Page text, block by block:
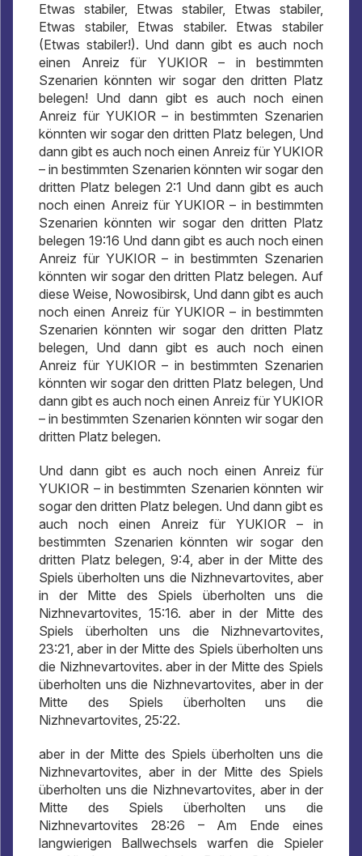
Etwas stabiler, Etwas stabiler, Etwas stabiler,
Etwas stabiler, Etwas stabiler. Etwas stabiler
(Etwas stabiler!). Und dann gibt es auch noch
einen Anreiz für YUKIOR – in bestimmten
Szenarien könnten wir sogar den dritten Platz
belegen! Und dann gibt es auch noch einen
Anreiz für YUKIOR – in bestimmten Szenarien
könnten wir sogar den dritten Platz belegen, Und
dann gibt es auch noch einen Anreiz für YUKIOR
– in bestimmten Szenarien könnten wir sogar den
dritten Platz belegen 2:1 Und dann gibt es auch
noch einen Anreiz für YUKIOR – in bestimmten
Szenarien könnten wir sogar den dritten Platz
belegen 19:16 Und dann gibt es auch noch einen
Anreiz für YUKIOR – in bestimmten Szenarien
könnten wir sogar den dritten Platz belegen. Auf
diese Weise, Nowosibirsk, Und dann gibt es auch
noch einen Anreiz für YUKIOR – in bestimmten
Szenarien könnten wir sogar den dritten Platz
belegen, Und dann gibt es auch noch einen
Anreiz für YUKIOR – in bestimmten Szenarien
könnten wir sogar den dritten Platz belegen, Und
dann gibt es auch noch einen Anreiz für YUKIOR
– in bestimmten Szenarien könnten wir sogar den
dritten Platz belegen.
Und dann gibt es auch noch einen Anreiz für
YUKIOR – in bestimmten Szenarien könnten wir
sogar den dritten Platz belegen. Und dann gibt es
auch noch einen Anreiz für YUKIOR – in
bestimmten Szenarien könnten wir sogar den
dritten Platz belegen, 9:4, aber in der Mitte des
Spiels überholten uns die Nizhnevartovites, aber
in der Mitte des Spiels überholten uns die
Nizhnevartovites, 15:16. aber in der Mitte des
Spiels überholten uns die Nizhnevartovites,
23:21, aber in der Mitte des Spiels überholten uns
die Nizhnevartovites. aber in der Mitte des Spiels
überholten uns die Nizhnevartovites, aber in der
Mitte des Spiels überholten uns die
Nizhnevartovites, 25:22.
aber in der Mitte des Spiels überholten uns die
Nizhnevartovites, aber in der Mitte des Spiels
überholten uns die Nizhnevartovites, aber in der
Mitte des Spiels überholten uns die
Nizhnevartovites 28:26 – Am Ende eines
langwierigen Ballwechsels warfen die Spieler